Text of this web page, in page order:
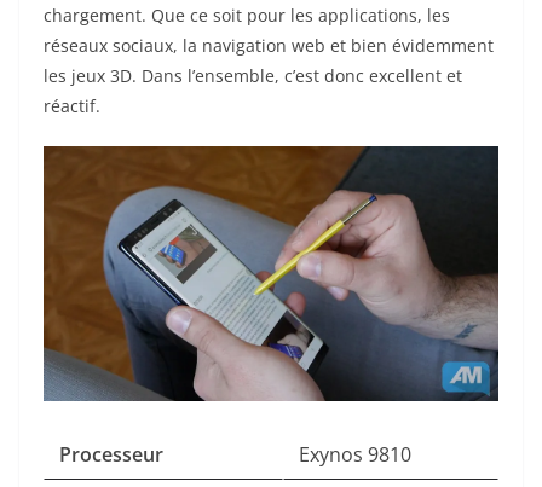
chargement. Que ce soit pour les applications, les
réseaux sociaux, la navigation web et bien évidemment
les jeux 3D. Dans l’ensemble, c’est donc excellent et
réactif.
Processeur Exynos 9810